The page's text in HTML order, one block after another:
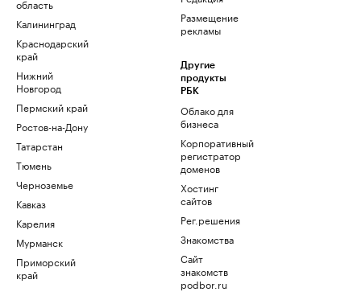
область
Калининград
Краснодарский
край
Нижний
Новгород
Пермский край
Ростов-на-Дону
Татарстан
Тюмень
Черноземье
Кавказ
Карелия
Мурманск
Приморский
край
Размещение
рекламы
Другие
продукты
РБК
Облако для
бизнеса
Корпоративный
регистратор
доменов
Хостинг
сайтов
Рег.решения
Знакомства
Сайт
знакомств
podbor.ru